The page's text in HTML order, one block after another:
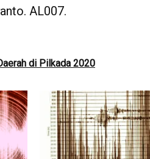
AL007.
di Pilkada 2020